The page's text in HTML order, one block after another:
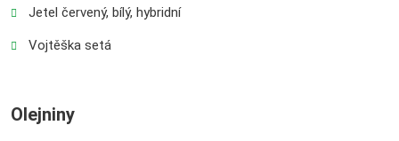
Jetel červený, bílý, hybridní
Vojtěška setá
Olejniny